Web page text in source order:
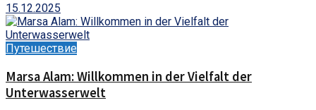
15.12.2025
Путешествие
Marsa Alam: Willkommen in der Vielfalt der
Unterwasserwelt